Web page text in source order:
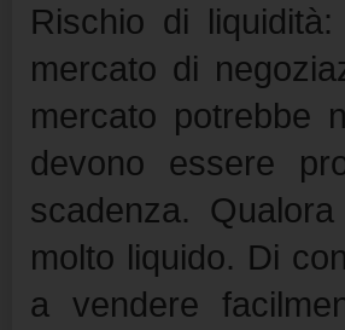
Rischio di
mercato di
mercato potrebbe
devono essere
scadenza.
molto liquido. Di
a vendere